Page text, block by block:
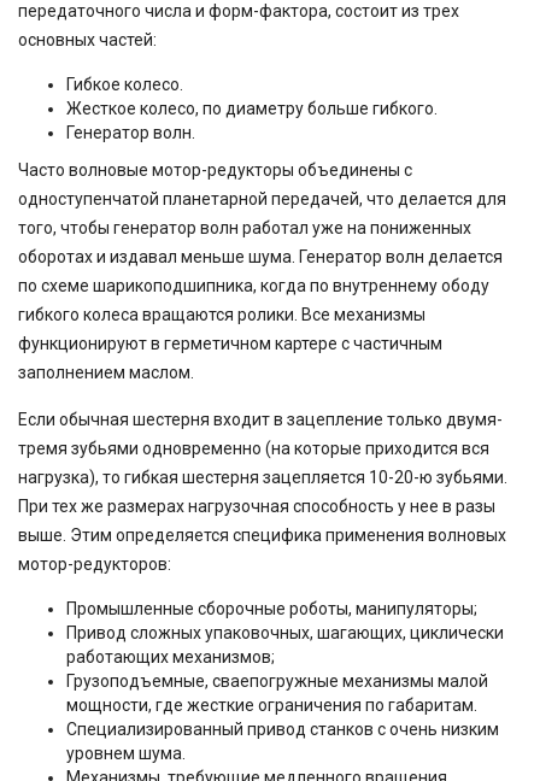
передаточного числа и форм-фактора, состоит из трех
основных частей:
Гибкое колесо.
Жесткое колесо, по диаметру больше гибкого.
Генератор волн.
Часто волновые мотор-редукторы объединены с
одноступенчатой планетарной передачей, что делается для
того, чтобы генератор волн работал уже на пониженных
оборотах и издавал меньше шума. Генератор волн делается
по схеме шарикоподшипника, когда по внутреннему ободу
гибкого колеса вращаются ролики. Все механизмы
функционируют в герметичном картере с частичным
заполнением маслом.
Если обычная шестерня входит в зацепление только двумя-
тремя зубьями одновременно (на которые приходится вся
нагрузка), то гибкая шестерня зацепляется 10-20-ю зубьями.
При тех же размерах нагрузочная способность у нее в разы
выше. Этим определяется специфика применения волновых
мотор-редукторов:
Промышленные сборочные роботы, манипуляторы;
Привод сложных упаковочных, шагающих, циклически
работающих механизмов;
Грузоподъемные, сваепогружные механизмы малой
мощности, где жесткие ограничения по габаритам.
Специализированный привод станков с очень низким
уровнем шума.